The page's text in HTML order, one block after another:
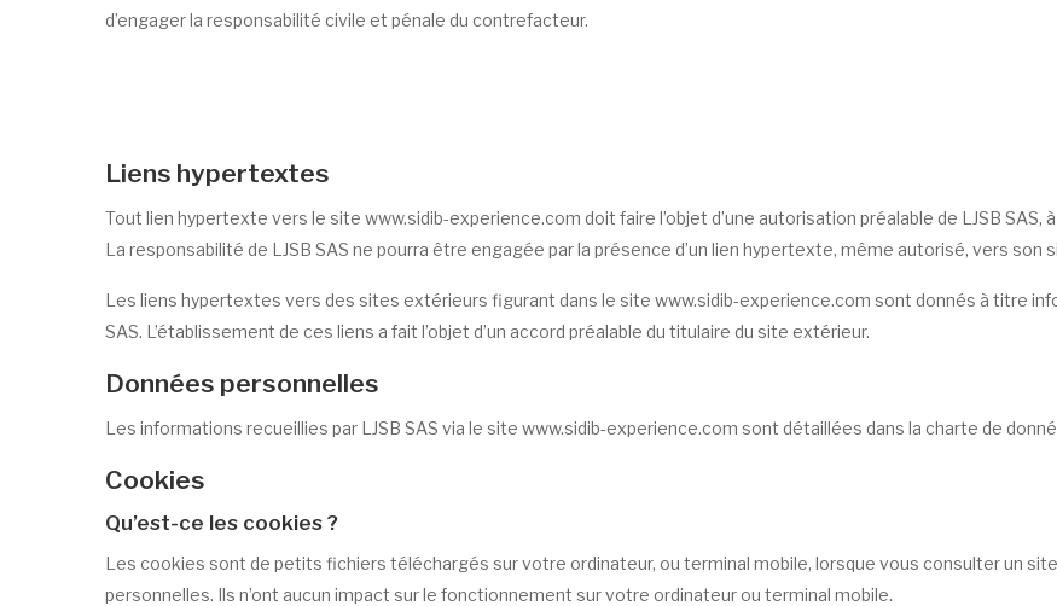
d’engager la responsabilité civile et pénale du contrefacteur.
Liens hypertextes
Tout lien hypertexte vers le site www.sidib-experience.com doit faire l’objet d’une autorisation préalable de LJSB
La responsabilité de LJSB SAS ne pourra être engagée par la présence d’un lien hypertexte, même autorisé, vers son
Les liens hypertextes vers des sites extérieurs figurant dans le site www.sidib-experience.com sont donnés à titre
SAS. L’établissement de ces liens a fait l’objet d’un accord préalable du titulaire du site extérieur.
Données personnelles
Les informations recueillies par LJSB SAS via le site www.sidib-experience.com sont détaillées dans la charte de
Cookies
Qu’est-ce les cookies ?
Les cookies sont de petits fichiers téléchargés sur votre ordinateur, ou terminal mobile, lorsque vous consulter un
personnelles. Ils n’ont aucun impact sur le fonctionnement sur votre ordinateur ou terminal mobile.